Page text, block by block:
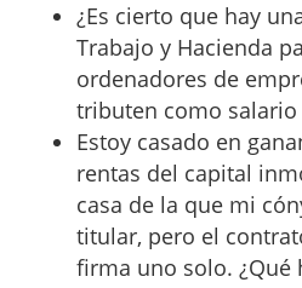
¿Es cierto que hay
Trabajo y Hacienda
ordenadores de
tributen como salario
Estoy casado en
rentas del capital
casa de la que mi
titular, pero el
firma uno solo. ¿Qué